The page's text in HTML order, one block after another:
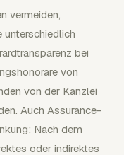
vermeiden,
unterschiedlich
bei
von
von der Kanzlei
Auch Assurance-
Nach dem
oder indirektes